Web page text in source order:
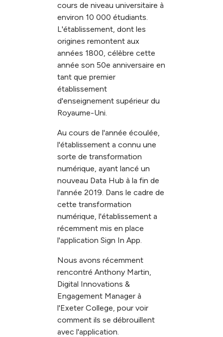
cours de niveau universitaire à
environ 10 000 étudiants.
L'établissement, dont les
origines remontent aux
années 1800, célèbre cette
année son 50e anniversaire en
tant que premier
établissement
d'enseignement supérieur du
Royaume-Uni.
Au cours de l'année écoulée,
l'établissement a connu une
sorte de transformation
numérique, ayant lancé un
nouveau Data Hub à la fin de
l'année 2019. Dans le cadre de
cette transformation
numérique, l'établissement a
récemment mis en place
l'application Sign In App.
Nous avons récemment
rencontré Anthony Martin,
Digital Innovations &
Engagement Manager à
l'Exeter College, pour voir
comment ils se débrouillent
avec l'application.